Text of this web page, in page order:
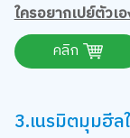
ใครอยากเปย์ตัวเ
คลิก
3.เนรมิตมุมฮี